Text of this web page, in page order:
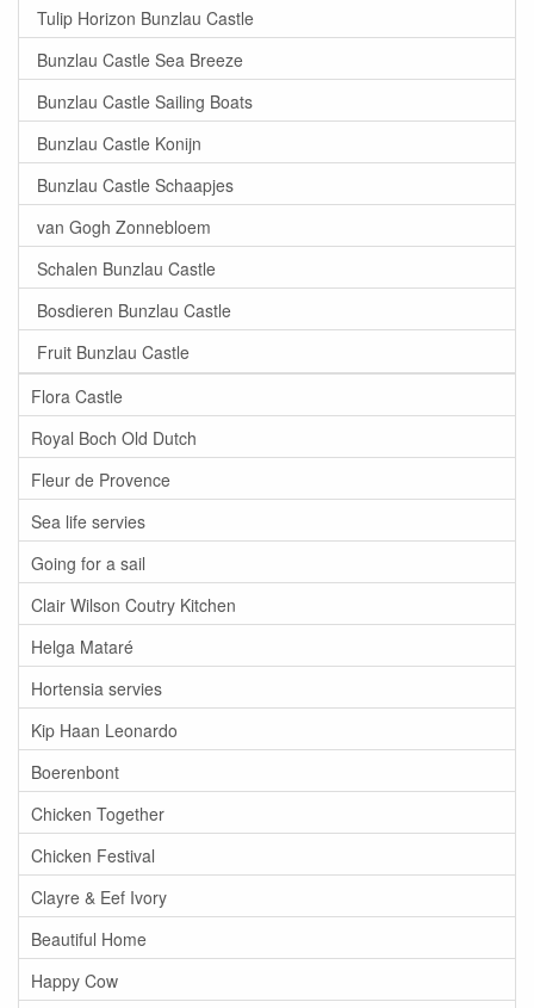
Tulip Horizon Bunzlau Castle
Bunzlau Castle Sea Breeze
Bunzlau Castle Sailing Boats
Bunzlau Castle Konijn
Bunzlau Castle Schaapjes
van Gogh Zonnebloem
Schalen Bunzlau Castle
Bosdieren Bunzlau Castle
Fruit Bunzlau Castle
Flora Castle
Royal Boch Old Dutch
Fleur de Provence
Sea life servies
Going for a sail
Clair Wilson Coutry Kitchen
Helga Mataré
Hortensia servies
Kip Haan Leonardo
Boerenbont
Chicken Together
Chicken Festival
Clayre & Eef Ivory
Beautiful Home
Happy Cow